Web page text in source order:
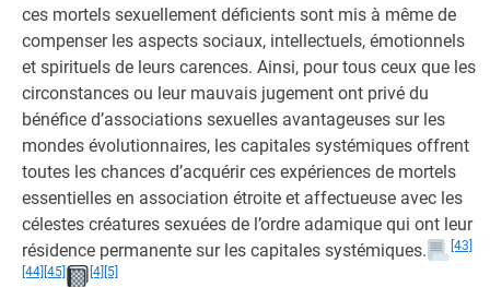
ces mortels sexuellement déficients sont mis à même de
compenser les aspects sociaux, intellectuels, émotionnels
et spirituels de leurs carences. Ainsi, pour tous ceux que les
circonstances ou leur mauvais jugement ont privé du
bénéfice d’associations sexuelles avantageuses sur les
mondes évolutionnaires, les capitales systémiques offrent
toutes les chances d’acquérir ces expériences de mortels
essentielles en association étroite et affectueuse avec les
célestes créatures sexuées de l’ordre adamique qui ont leur
résidence permanente sur les capitales systémiques.
[43]
[44] [45] [4] [5]